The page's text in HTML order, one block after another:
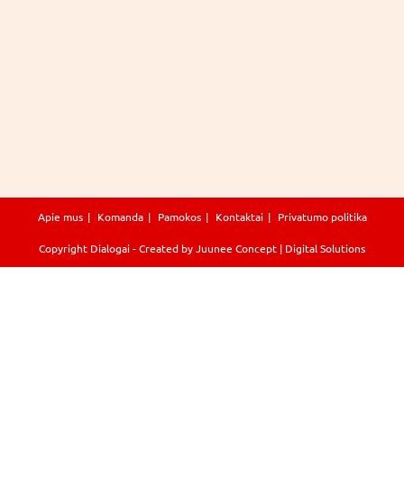
Apie mus Komanda Pamokos Kontaktai Privatumo politika
Copyright Dialogai - Created byJuunee Concept | Digital Solutions